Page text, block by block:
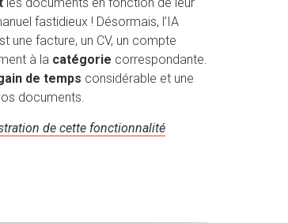
fastidieux ! Désormais, l’IA
une facture, un CV, un compte
à la catégorie correspondante.
de temps considérable et une
documents.
de cette fonctionnalité